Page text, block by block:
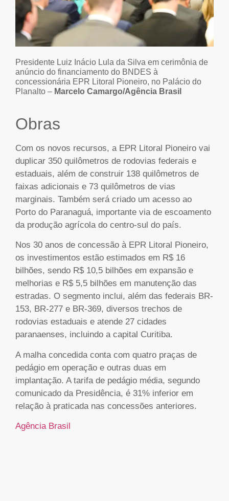
Presidente Luiz Inácio Lula da Silva em cerimônia de
anúncio do financiamento do BNDES à
concessionária EPR Litoral Pioneiro, no Palácio do
Planalto – Marcelo Camargo/Agência Brasil
Obras
Com os novos recursos, a EPR Litoral Pioneiro vai
duplicar 350 quilômetros de rodovias federais e
estaduais, além de construir 138 quilômetros de
faixas adicionais e 73 quilômetros de vias
marginais. Também será criado um acesso ao
Porto do Paranaguá, importante via de escoamento
da produção agrícola do centro-sul do país.
Nos 30 anos de concessão à EPR Litoral Pioneiro,
os investimentos estão estimados em R$ 16
bilhões, sendo R$ 10,5 bilhões em expansão e
melhorias e R$ 5,5 bilhões em manutenção das
estradas. O segmento inclui, além das federais BR-
153, BR-277 e BR-369, diversos trechos de
rodovias estaduais e atende 27 cidades
paranaenses, incluindo a capital Curitiba.
A malha concedida conta com quatro praças de
pedágio em operação e outras duas em
implantação. A tarifa de pedágio média, segundo
comunicado da Presidência, é 31% inferior em
relação à praticada nas concessões anteriores.
Agência Brasil